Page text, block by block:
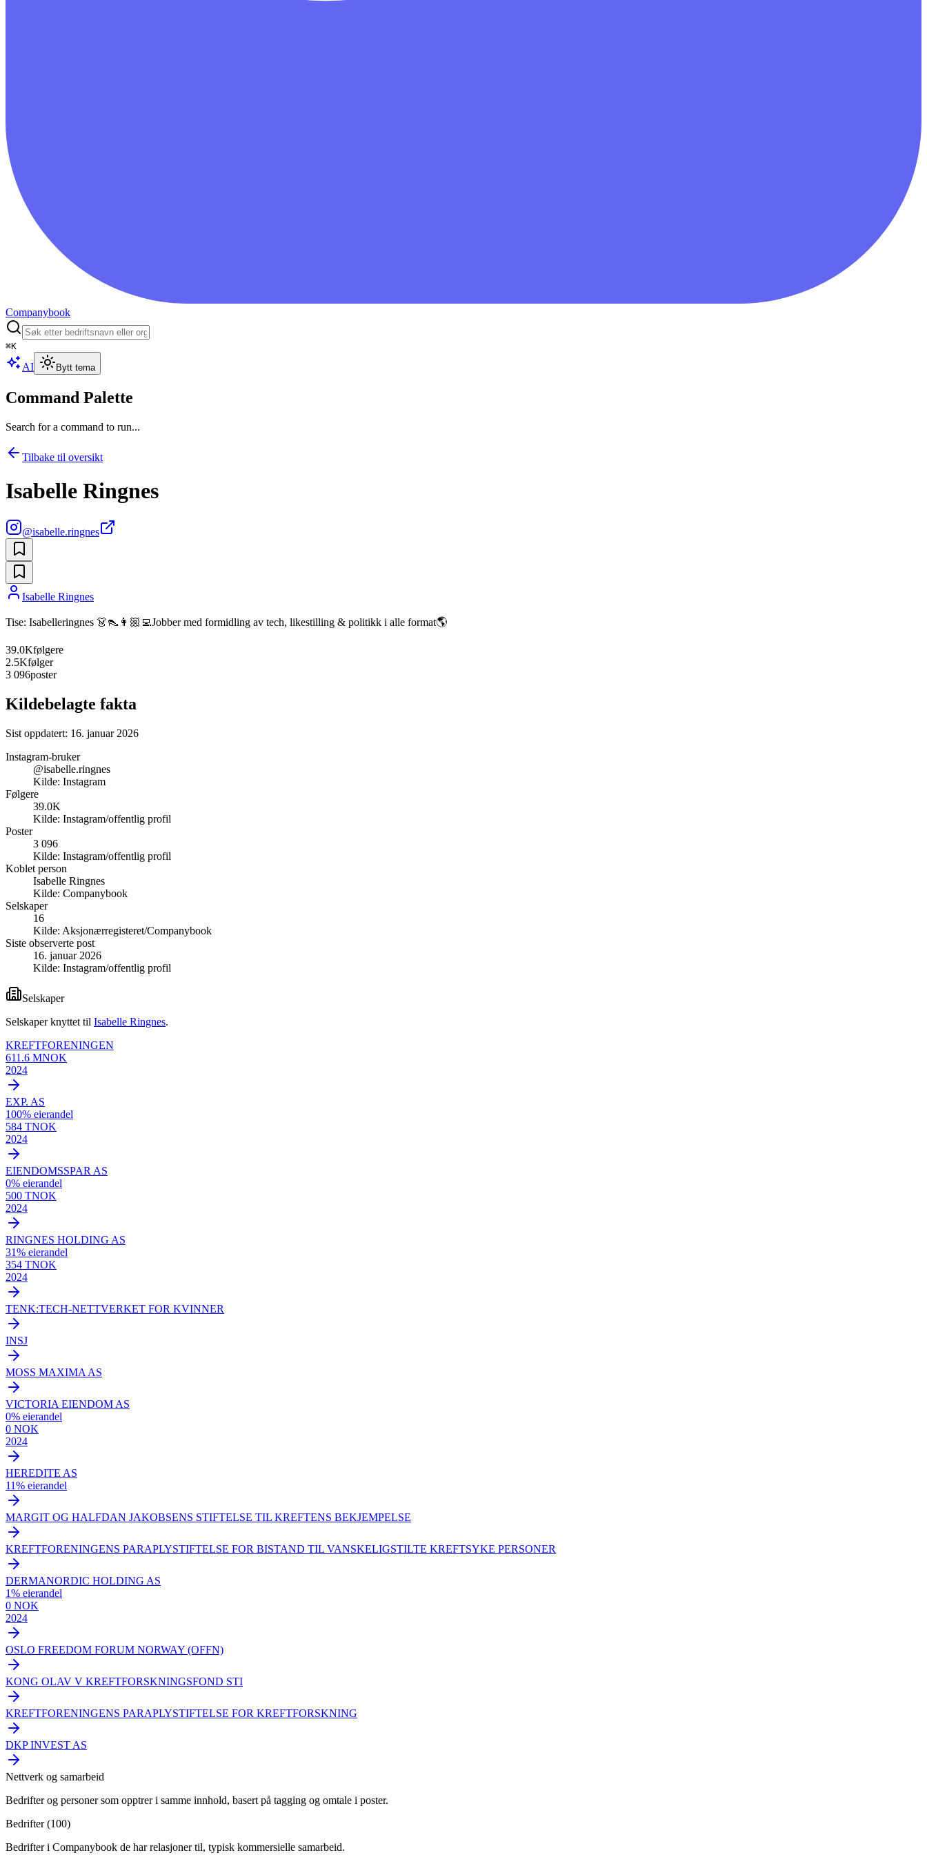
Companybook
⌘K
AI Bytt tema
Command Palette
Search for a command to run...
Tilbake til oversikt
Isabelle Ringnes
@isabelle.ringnes
Isabelle Ringnes
Tise: Isabelleringnes 👗👠👩🏼‍💻Jobber med formidling av tech, likestilling & politikk i alle format🌎
39.0Kfølgere
2.5Kfølger
3 096poster
Kildebelagte fakta
Sist oppdatert: 16. januar 2026
Instagram-bruker
@isabelle.ringnes
Kilde: Instagram
Følgere
39.0K
Kilde: Instagram/offentlig profil
Poster
3 096
Kilde: Instagram/offentlig profil
Koblet person
Isabelle Ringnes
Kilde: Companybook
Selskaper
16
Kilde: Aksjonærregisteret/Companybook
Siste observerte post
16. januar 2026
Kilde: Instagram/offentlig profil
Selskaper
Selskaper knyttet til Isabelle Ringnes.
KREFTFORENINGEN
611.6 MNOK
2024
EXP. AS
100% eierandel
584 TNOK
2024
EIENDOMSSPAR AS
0% eierandel
500 TNOK
2024
RINGNES HOLDING AS
31% eierandel
354 TNOK
2024
TENK:TECH-NETTVERKET FOR KVINNER
INSJ
MOSS MAXIMA AS
VICTORIA EIENDOM AS
0% eierandel
0 NOK
2024
HEREDITE AS
11% eierandel
MARGIT OG HALFDAN JAKOBSENS STIFTELSE TIL KREFTENS BEKJEMPELSE
KREFTFORENINGENS PARAPLYSTIFTELSE FOR BISTAND TIL VANSKELIGSTILTE KREFTSYKE PERSONER
DERMANORDIC HOLDING AS
1% eierandel
0 NOK
2024
OSLO FREEDOM FORUM NORWAY (OFFN)
KONG OLAV V KREFTFORSKNINGSFOND STI
KREFTFORENINGENS PARAPLYSTIFTELSE FOR KREFTFORSKNING
DKP INVEST AS
Nettverk og samarbeid
Bedrifter og personer som opptrer i samme innhold, basert på tagging og omtale i poster.
Bedrifter (100)
Bedrifter i Companybook de har relasjoner til, typisk kommersielle samarbeid.